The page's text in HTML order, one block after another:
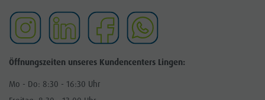
Kundenportal
Öffnungszeiten unseres Kundencenters Lingen:
Mo - Do: 8:30 - 16:30 Uhr